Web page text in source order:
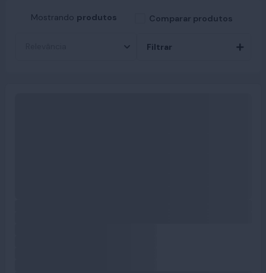
Mostrando produtos Comparar produtos
Filtrar